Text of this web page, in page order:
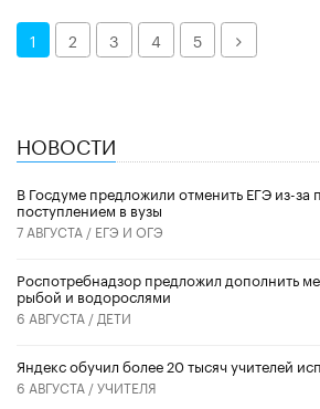
1 2 3 4 5 Далее
НОВОСТИ
В Госдуме предложили отменить ЕГЭ из-за
поступлением в вузы
7 АВГУСТА / ЕГЭ И ОГЭ
Роспотребнадзор предложил дополнить
рыбой и водорослями
6 АВГУСТА / ДЕТИ
​Яндекс обучил более 20 тысяч учителей
6 АВГУСТА /УЧИТЕЛЯ